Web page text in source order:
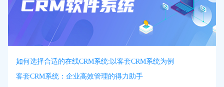
如何选择合适的在线CRM系统:以客套CRM系统为例
客套CRM系统：企业高效管理的得力助手